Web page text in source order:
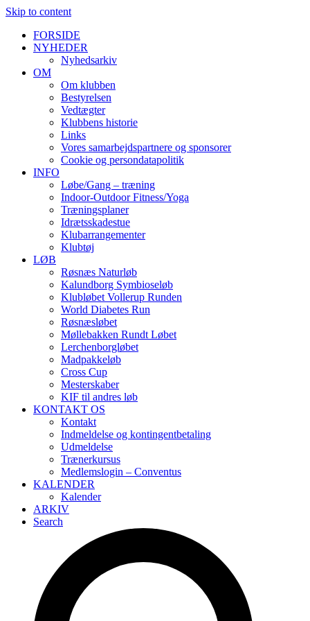
Skip to content
FORSIDE
NYHEDER
Nyhedsarkiv
OM
Om klubben
Bestyrelsen
Vedtægter
Klubbens historie
Links
Vores samarbejdspartnere og sponsorer
Cookie og persondatapolitik
INFO
Løbe/Gang – træning
Indoor-Outdoor Fitness/Yoga
Træningsplaner
Idrætsskadestue
Klubarrangementer
Klubtøj
LØB
Røsnæs Naturløb
Kalundborg Symbioseløb
Klubløbet Vollerup Runden
World Diabetes Run
Røsnæsløbet
Møllebakken Rundt Løbet
Lerchenborgløbet
Madpakkeløb
Cross Cup
Mesterskaber
KIF til andres løb
KONTAKT OS
Kontakt
Indmeldelse og kontingentbetaling
Udmeldelse
Trænerkursus
Medlemslogin – Conventus
KALENDER
Kalender
ARKIV
Search